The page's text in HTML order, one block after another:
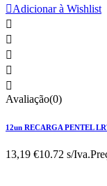
Adicionar à Wishlist





Avaliação(0)
12un RECARGA PENTEL
13,19 €10.72 s/Iva.